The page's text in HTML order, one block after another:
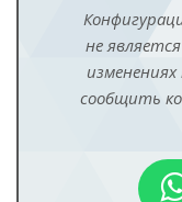
не
сообщить